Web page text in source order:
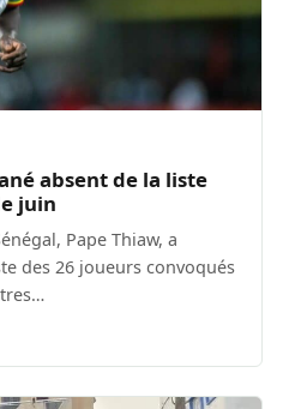
absent de la liste
juin
Pape Thiaw, a
des 26 joueurs convoqués